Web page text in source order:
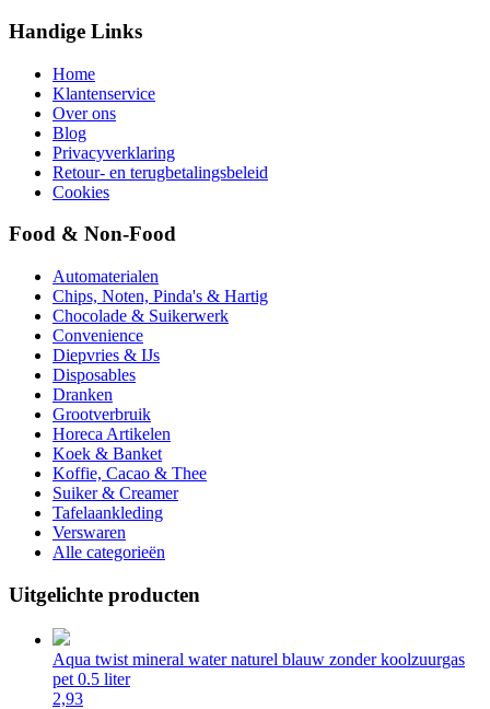
Handige Links
Home
Klantenservice
Over ons
Blog
Privacyverklaring
Retour- en terugbetalingsbeleid
Cookies
Food & Non-Food
Automaterialen
Chips, Noten, Pinda's & Hartig
Chocolade & Suikerwerk
Convenience
Diepvries & IJs
Disposables
Dranken
Grootverbruik
Horeca Artikelen
Koek & Banket
Koffie, Cacao & Thee
Suiker & Creamer
Tafelaankleding
Verswaren
Alle categorieën
Uitgelichte producten
Aqua twist mineral water naturel blauw zonder koolzuurgas
pet 0.5 liter
2,93